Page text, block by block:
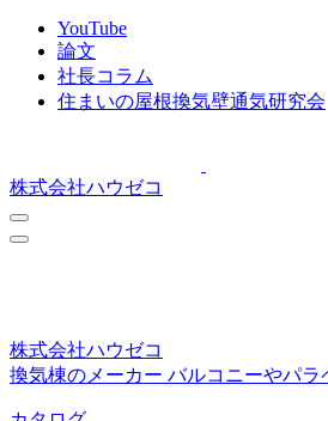
YouTube
論文
社長コラム
住まいの屋根換気壁通気研究会
株式会社ハウゼコ
株式会社ハウゼコ
換気棟のメーカー バルコニーやパ